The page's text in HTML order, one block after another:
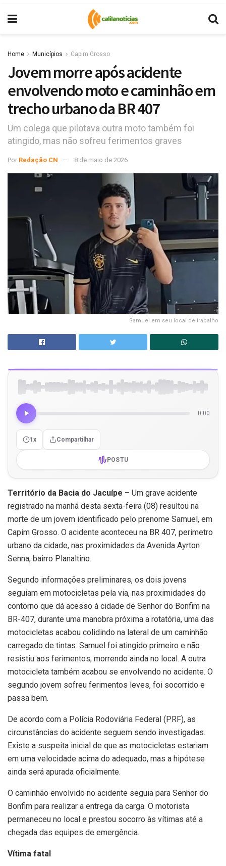
Home Municípios Capim Grosso
Jovem morre após acidente
envolvendo moto e caminhão em
trecho urbano da BR 407
Um colega que pilotava outra moto também foi
atingido, mas não sofreu ferimentos graves
Por Redação CN 8 de maio de 2026
Samuel em seu local de trabalho
0:00
1x Compartilhar
POSTU
Território da Bacia do Jacuípe – Um grave acidente
registrado na manhã desta sexta-feira (08) resultou na
morte de um jovem identificado pelo prenome Samuel, em
Capim Grosso. O acidente aconteceu na BR 407, perimetro
urbano da cidade, nas proximidades da Avenida Ayrton
Senna, bairro Planaltino.
Segundo informações preliminares, os dois jovens
seguiam em motocicletas pela via, nas proximidades do
contorno que dá acesso à cidade de Senhor do Bonfim na
BR-407, durante uma manobra próxima a rotatória, uma das
motocicletas acabou colidindo na lateral de um caminhão
carregado de tintas. Samuel foi atingido primeiro e não
resistiu aos ferimentos, morrendo ainda no local. A outra
motocicleta também acabou se envolvendo no acidente. O
segundo jovem sofreu ferimentos leves, foi socorrido e
passa bem.
De acordo com a Polícia Rodoviária Federal (PRF), as
circunstâncias do acidente seguem sendo investigadas.
Existe a suspeita inicial de que as motocicletas estariam
em uma velocidade acima do adequado, mas a hipótese
ainda será apurada oficialmente.
O caminhão envolvido no acidente seguia para Senhor do
Bonfim para realizar a entrega da carga. O motorista
permaneceu no local e prestou socorro às vítimas até a
chegada das equipes de emergência.
Vítima fatal